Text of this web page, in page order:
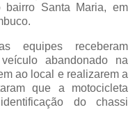
bairro Santa Maria, em
equipes receberam
abandonado na
ao local e realizarem a
que a motocicleta
do chassi